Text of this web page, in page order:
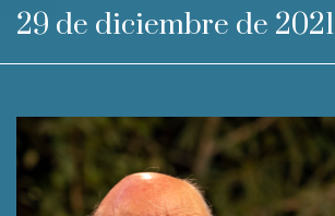
ABOUT
GET INVOLVED
29 de diciembre de 2021